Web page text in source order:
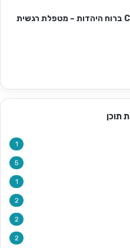
אתי רום – CBT ברוח היהדות – מטפלת רגשית
תוכן
1
5
1
2
2
2